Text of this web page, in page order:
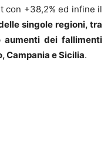
con +38,2% ed infine il
singole regioni, tra
dei fallimenti
Campania e Sicilia.